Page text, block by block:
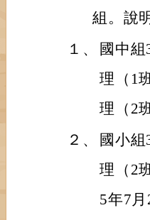
組。說
１、
國中
理（1
理（2
２、
國小
理（2
5年7